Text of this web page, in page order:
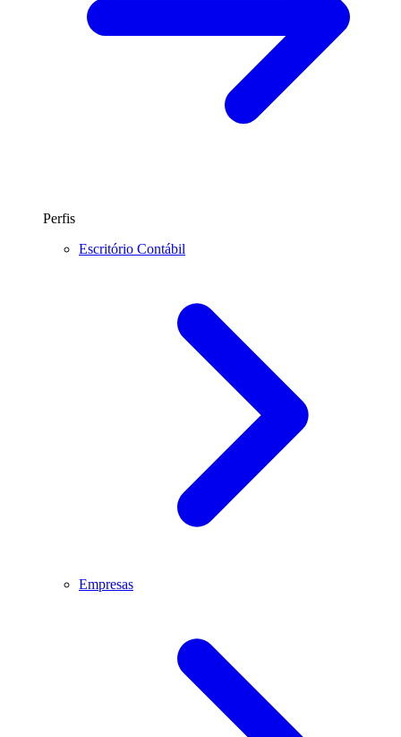
Perfis
Escritório Contábil
Empresas